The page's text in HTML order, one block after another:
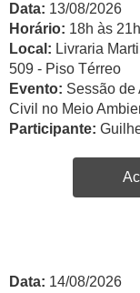
Data: 13/08/2026
Horário: 18h às 21h
Local: Livraria
509 - Piso Térreo
Evento: Sessão de
Civil no Meio
Participante:
Data: 14/08/2026